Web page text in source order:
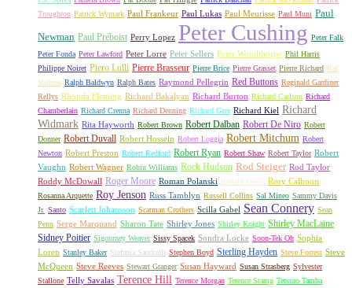
Troughton Patrick Wymark Paul Frankeur Paul Lukas Paul Meurisse Paul Muni Paul
Newman Paul Préboist Perry Lopez Peter Cushing Peter Falk
Peter Fonda Peter Lawford Peter Lorre Peter Sellers Peter Woodthorpe Phil Harris
Philippe Noiret Piero Lulli Pierre Brasseur Pierre Brice Pierre Grasset Pierre Richard Raf
Vallone Ralph Baldwyn Ralph Bates Raymond Pellegrin Red Buttons Reginald Gardiner
Rellys Rhonda Fleming Richard Bakalyan Richard Burton Richard Carlson Richard
Chamberlain Richard Crenna Richard Denning Richard Gere Richard Kiel Richard
Widmark Rita Hayworth Robert Brown Robert Dalban Robert De Niro Robert
Donner Robert Duvall Robert Hossein Robert Loggia Robert Mitchum Robert
Newton Robert Preston Robert Redford Robert Ryan Robert Shaw Robert Taylor Robert
Vaughn Robert Wagner Robin Williams Rock Hudson Rod Steiger Rod Taylor
Roddy McDowall Roger Moore Roman Polanski Ronald Lewis Rory Calhoun
Rosanna Arquette Roy Jenson Russ Tamblyn Russell Collins Sal Mineo Sammy Davis
Jr. Santo Scarlett Johansson Scatman Crothers Scilla Gabel Sean Connery Sean
Penn Serge Marquand Sharon Tate Shirley Jones Shirley Knight Shirley MacLaine
Sidney Poitier Sigourney Weaver Sissy Spacek Sondra Locke Soon-Tek Oh Sophia
Loren Stanley Baker Stefania Sandrelli Stephen Boyd Sterling Hayden Steve Forrest Steve
McQueen Steve Reeves Stewart Granger Susan Hayward Susan Strasberg Sylvester
Stallone Telly Savalas Terence Hill Terence Morgan Terence Stamp Tetsuro Tamba